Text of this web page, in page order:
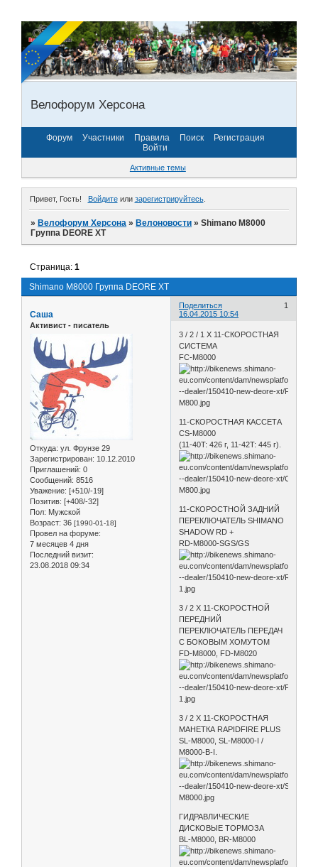
Велофорум Херсона
Форум Участники Правила Поиск
Регистрация
Войти
Активные темы
Привет, Гость! Войдитеили зарегистрируйтесь.
»Велофорум Херсона »Велоновости »Shimano M8000
Группа DEORE XT
Shimano M8000 Группа DEORE XT
Страница:1
Поделиться
1
16.04.2015 10:54
Саша
Активист - писатель
Откуда: ул. Фрунзе 29
Зарегистрирован: 10.12.2010
Приглашений: 0
Сообщений: 8516
Уважение: [+510/-19]
Позитив: [+408/-32]
Пол: Мужской
Возраст: 36 [1990-01-18]
Провел на форуме:
7 месяцев 4 дня
Последний визит:
23.08.2018 09:34
3 / 2 / 1 X 11-СКОРОСТНАЯ
СИСТЕМА
FC-M8000
11-СКОРОСТНАЯ КАССЕТА
CS-M8000
(11-40T: 426 г, 11-42T: 445 г).
11-СКОРОСТНОЙ ЗАДНИЙ
ПЕРЕКЛЮЧАТЕЛЬ SHIMANO
SHADOW RD +
RD-M8000-SGS/GS
3 / 2 X 11-СКОРОСТНОЙ
ПЕРЕДНИЙ
ПЕРЕКЛЮЧАТЕЛЬ ПЕРЕДАЧ
С БОКОВЫМ ХОМУТОМ
FD-M8000, FD-M8020
3 / 2 X 11-СКОРОСТНАЯ
МАНЕТКА RAPIDFIRE PLUS
SL-M8000, SL-M8000-I /
M8000-B-I.
ГИДРАВЛИЧЕСКИЕ
ДИСКОВЫЕ ТОРМОЗА
BL-M8000, BR-M8000